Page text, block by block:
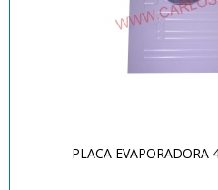
PLACA EVAPORADORA